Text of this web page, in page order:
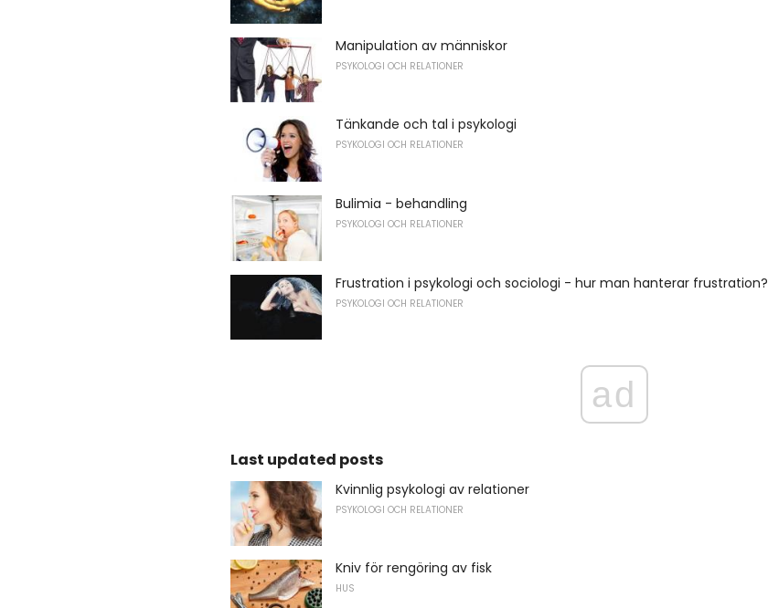
Manipulation av människor
PSYKOLOGI OCH RELATIONER
Tänkande och tal i psykologi
PSYKOLOGI OCH RELATIONER
Bulimia - behandling
PSYKOLOGI OCH RELATIONER
Frustration i psykologi och sociologi - hur man hanterar frustration?
PSYKOLOGI OCH RELATIONER
ad
Last updated posts
Kvinnlig psykologi av relationer
PSYKOLOGI OCH RELATIONER
Kniv för rengöring av fisk
HUS